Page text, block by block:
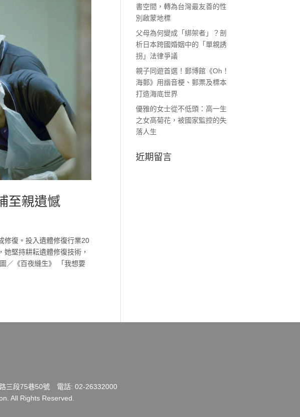
至親遺憾
修復。投入遺體修復行業20
堅持耕耘遺體修復技術，
／《百夜縫生》 「我想要
書空間，轉為台灣最友善的性
別啟蒙地標
父母為何變成「綁架者」？剖
析日本跨國婚姻中的「單親誘
拐」法律爭議
親子同遊首選！郵博館《Oh！
海郵》用諧音梗、郵票及標本
打造海底世界
優雅的女士從不低頭：高一生
之女高菊花，被國家監控的失
落人生
近期留言
三段75巷50號 電話: 02-26332000
All Rights Reserved.